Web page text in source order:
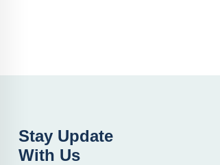
Stay Update
With Us